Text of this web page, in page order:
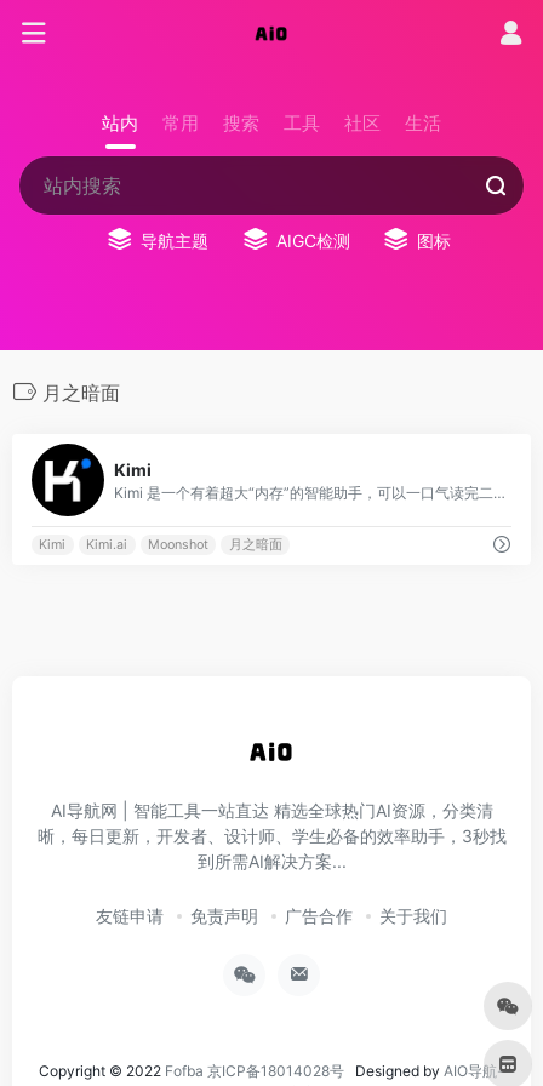
站内 常用 搜索 工具 社区 生活
导航主题 AIGC检测 图标
月之暗面
Kimi
Kimi 是一个有着超大“内存”的智能助手，可以一口气读完二十万字的小说，还会上网冲浪，快来跟他聊聊吧 | Kimi - Moonshot AI 出品的智能助手
Kimi Kimi.ai Moonshot 月之暗面
AI导航网 | 智能工具一站直达‌ 精选全球热门AI资源，分类清
晰，每日更新，开发者、设计师、学生必备的效率助手，3秒找
到所需AI解决方案...
友链申请 免责声明 广告合作 关于我们
Copyright © 2022 Fofba 京ICP备18014028号 Designed by AIO导航-